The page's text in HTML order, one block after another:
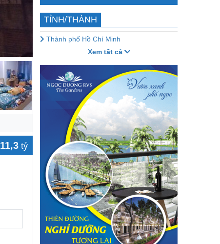
11,3 tỷ
TỈNH/THÀNH
Thành phố Hồ Chí Minh
Xem tất cả